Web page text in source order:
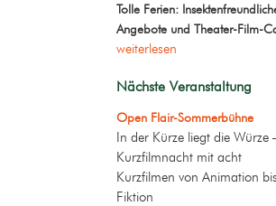
Tolle Ferien:
Angebote und Theater-Film-
weiterlesen
Nächste Veranstaltung
Open Flair-Sommerbühne
In der Kürze liegt die Würze
Kurzfilmnacht mit acht
Kurzfilmen von Animation bis
Fiktion